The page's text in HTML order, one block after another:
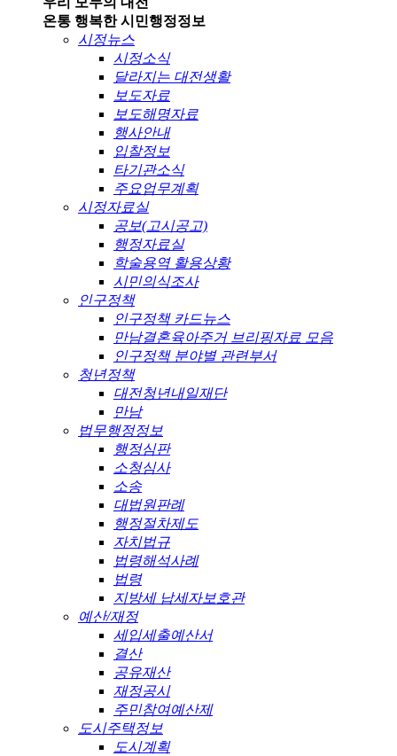
온통 행복한 시민행정정보
시정뉴스
시정소식
달라지는 대전생활
보도자료
보도해명자료
행사안내
입찰정보
타기관소식
주요업무계획
시정자료실
공보(고시공고)
행정자료실
학술용역 활용상황
시민의식조사
인구정책
인구정책 카드뉴스
만남결혼육아주거 브리핑자료 모음
인구정책 분야별 관련부서
청년정책
대전청년내일재단
만남
법무행정정보
행정심판
소청심사
소송
대법원판례
행정절차제도
자치법규
법령해석사례
법령
지방세 납세자보호관
예산/재정
세입세출예산서
결산
공유재산
재정공시
주민참여예산제
도시주택정보
도시계획